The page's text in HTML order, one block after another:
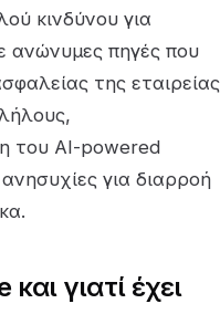
κινδύνου για
ανώνυμες πηγές που
της εταιρείας
του AI-powered
για διαρροή
και γιατί έχει